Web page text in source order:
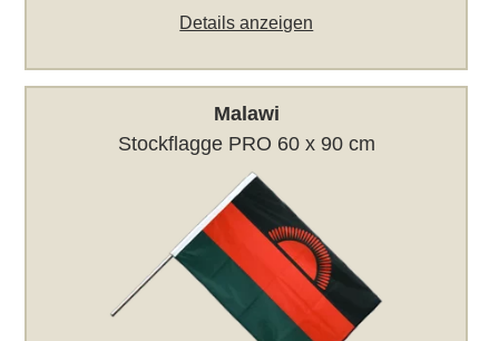
Details anzeigen
Malawi
Stockflagge PRO 60 x 90 cm